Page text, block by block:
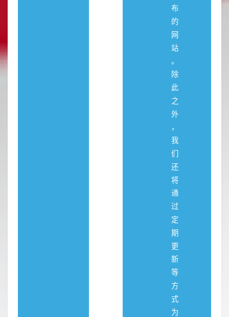
布
的
网
站
。
除
此
之
外
，
我
们
还
将
通
过
定
期
更
新
等
方
式
为